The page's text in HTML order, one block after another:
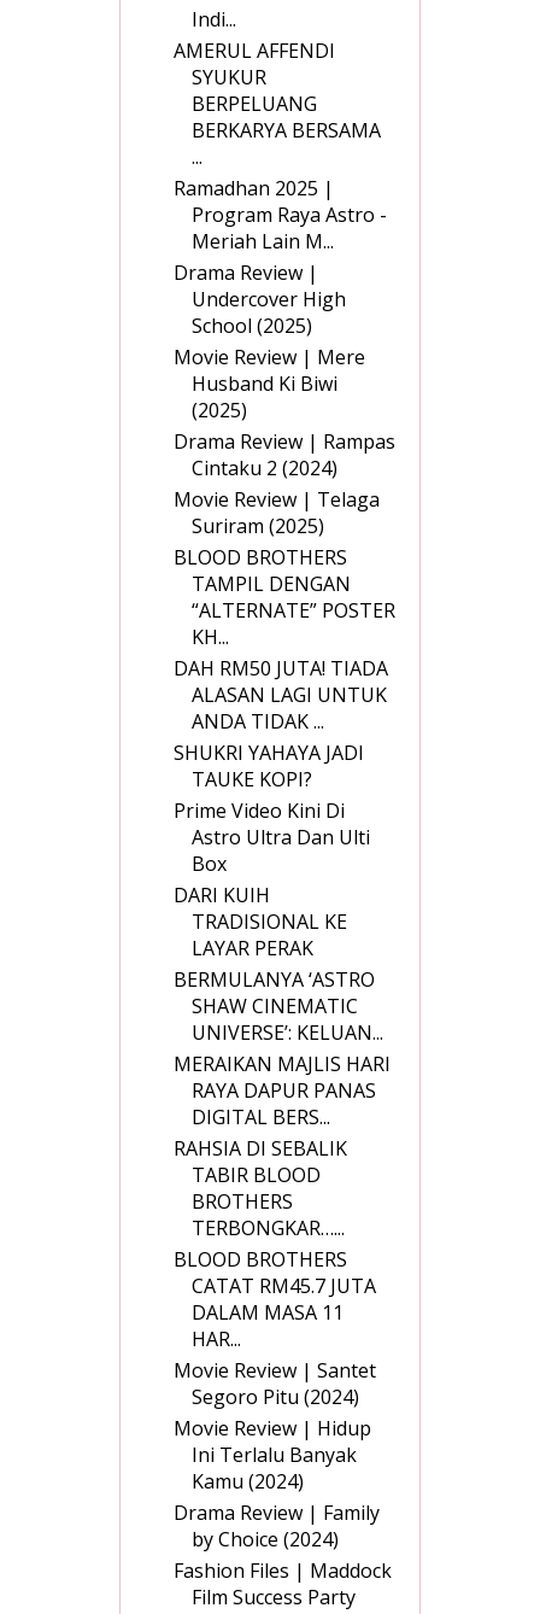
Indi...
AMERUL AFFENDI
SYUKUR
BERPELUANG
BERKARYA BERSAMA
...
Ramadhan 2025 |
Program Raya Astro -
Meriah Lain M...
Drama Review |
Undercover High
School (2025)
Movie Review | Mere
Husband Ki Biwi
(2025)
Drama Review | Rampas
Cintaku 2 (2024)
Movie Review | Telaga
Suriram (2025)
BLOOD BROTHERS
TAMPIL DENGAN
“ALTERNATE” POSTER
KH...
DAH RM50 JUTA! TIADA
ALASAN LAGI UNTUK
ANDA TIDAK ...
SHUKRI YAHAYA JADI
TAUKE KOPI?
Prime Video Kini Di
Astro Ultra Dan Ulti
Box
DARI KUIH
TRADISIONAL KE
LAYAR PERAK
BERMULANYA ‘ASTRO
SHAW CINEMATIC
UNIVERSE’: KELUAN...
MERAIKAN MAJLIS HARI
RAYA DAPUR PANAS
DIGITAL BERS...
RAHSIA DI SEBALIK
TABIR BLOOD
BROTHERS
TERBONGKAR…...
BLOOD BROTHERS
CATAT RM45.7 JUTA
DALAM MASA 11
HAR...
Movie Review | Santet
Segoro Pitu (2024)
Movie Review | Hidup
Ini Terlalu Banyak
Kamu (2024)
Drama Review | Family
by Choice (2024)
Fashion Files | Maddock
Film Success Party